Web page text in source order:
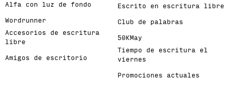
Alfa con luz de fondo
Wordrunner
Accesorios de escritura
libre
Amigos de escritorio
Escrito en escritura libre
Club de palabras
50KMay
Tiempo de escritura el
viernes
Promociones actuales